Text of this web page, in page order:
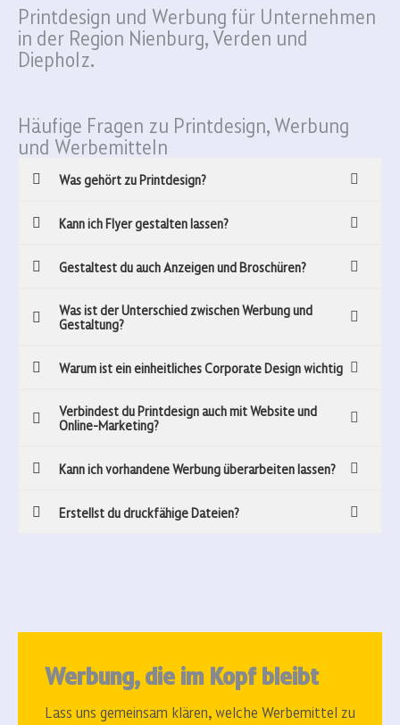
Printdesign und Werbung für Unternehmen
in der Region Nienburg, Verden und
Diepholz.
Häufige Fragen zu Printdesign, Werbung
und Werbemitteln
Was gehört zu Printdesign?
Kann ich Flyer gestalten lassen?
Gestaltest du auch Anzeigen und Broschüren?
Was ist der Unterschied zwischen Werbung und
Gestaltung?
Warum ist ein einheitliches Corporate Design wichtig
Verbindest du Printdesign auch mit Website und
Online-Marketing?
Kann ich vorhandene Werbung überarbeiten lassen?
Erstellst du druckfähige Dateien?
Werbung, die im Kopf bleibt
Lass uns gemeinsam klären, welche Werbemittel zu